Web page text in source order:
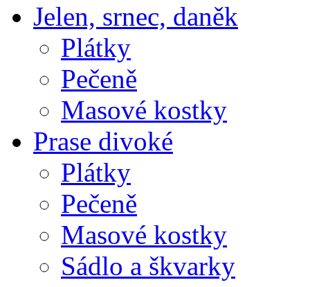
Jelen, srnec, daněk
Plátky
Pečeně
Masové kostky
Prase divoké
Plátky
Pečeně
Masové kostky
Sádlo a škvarky